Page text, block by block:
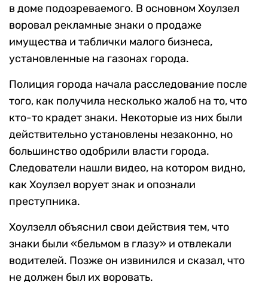
в доме подозреваемого. В основном Хоулзел
воровал рекламные знаки о продаже
имущества и таблички малого бизнеса,
установленные на газонах города.
Полиция города начала расследование после
того, как получила несколько жалоб на то, что
кто-то крадет знаки. Некоторые из них были
действительно установлены незаконно, но
большинство одобрили власти города.
Следователи нашли видео, на котором видно,
как Хоулзел ворует знак и опознали
преступника.
Хоулзелл объяснил свои действия тем, что
знаки были «бельмом в глазу» и отвлекали
водителей. Позже он извинился и сказал, что
не должен был их воровать.